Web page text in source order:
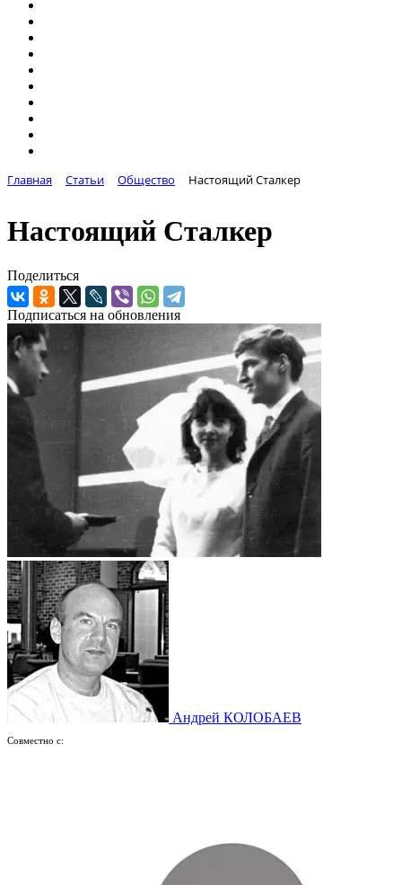
Главная Статьи Общество Настоящий Сталкер
Настоящий Сталкер
Поделиться
Подписаться на обновления
Андрей КОЛОБАЕВ
Совместно с: